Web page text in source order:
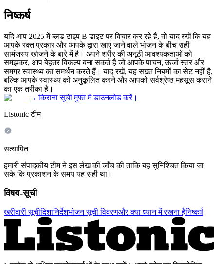
निष्कर्ष
यदि आप 2025 में ब्लड टाइप B डाइट पर विचार कर रहे हैं, तो याद रखें कि यह
आपके रक्त प्रकार और आपके द्वारा खाए जाने वाले भोजन के बीच सही
सामंजस्य खोजने के बारे में है। अपने शरीर की अनूठी आवश्यकताओं को
समझकर, आप बेहतर विकल्प बना सकते हैं जो आपके पाचन, ऊर्जा स्तर और
समग्र स्वास्थ्य का समर्थन करते हैं। याद रखें, यह सख्त नियमों का सेट नहीं है,
बल्कि आपके स्वास्थ्य को अनुकूलित करने और आपको सर्वश्रेष्ठ महसूस कराने
का एक तरीका है।
→किराना सूची मुफ्त में डाउनलोड करें।
Listonic टीम
सत्यापित
हमारी संपादकीय टीम ने इस लेख की जाँच की ताकि यह सुनिश्चित किया जा
सके कि प्रकाशन के समय यह सही था।
विषय-सूची
खरीदारी सूचीदिशानिर्देशभोजन सूची विवरणऔर क्या ध्यान में रखना हैनिष्कर्ष